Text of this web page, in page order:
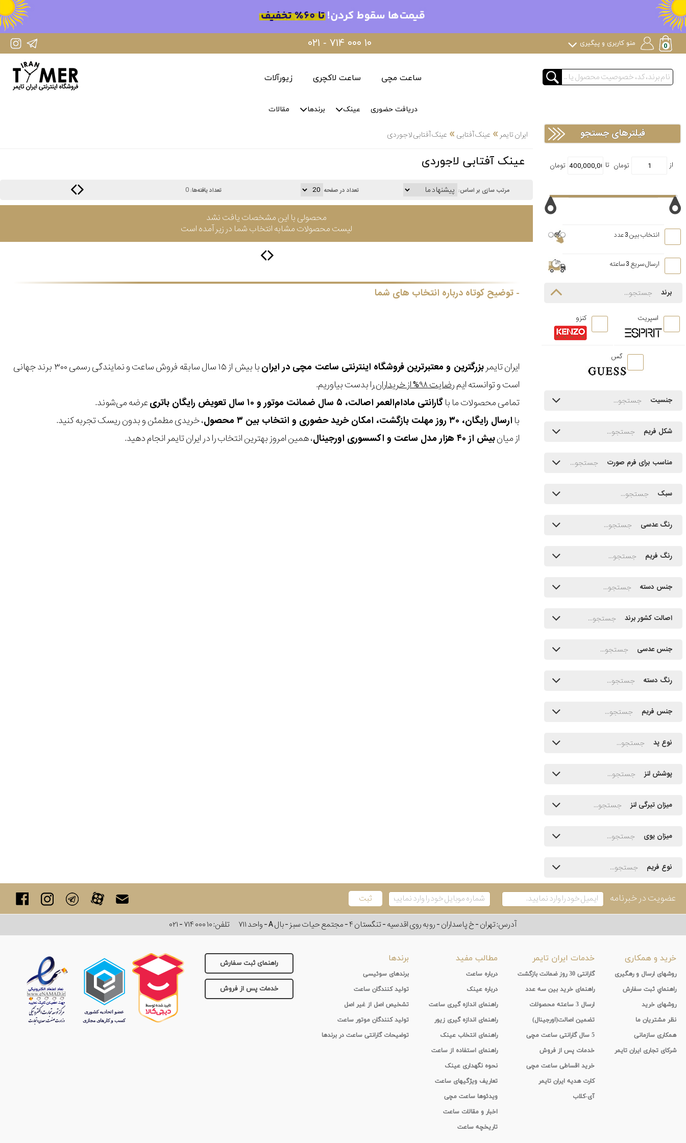
IranTimer Instagram Page ۰۲۱ - ۷۱۴ ۰۰۰ ۱۰ منو کاربری و پیگیری
ساعت مچی ساعت لاکچری زیورآلات
دریافت حضوری عینک برندها مقالات
ایران تایمر » عینک آفتابی» عینک آفتابی لاجوردی
عینک آفتابی لاجوردی
مرتب سازی بر اساس: تعداد در صفحه تعداد یافته‌ها:0
محصولی با این مشخصات یافت نشد
لیست محصولات مشابه انتخاب شما در زیر آمده است
توضیح کوتاه درباره انتخاب های شما
ایران تایمربزرگترین و معتبرترین فروشگاه اینترنتی ساعت مچی در ایران
با بیش از ۱۵ سال سابقه فروش ساعت و نمایندگی رسمی ۳۰۰ برند جهانی
است و توانسته ایمرضایت ۹۸% از خریداران
را بدست بیاوریم.
تمامی محصولات ما باگارانتی مادام‌العمر اصالت، ۵ سال ضمانت موتور و ۱۰ سال تعویض رایگان باتری
عرضه می‌شوند.
باارسال رایگان، ۳۰ روز مهلت بازگشت، امکان خرید حضوری و انتخاب بین ۳ محصول
، خریدی مطمئن و بدون ریسک تجربه کنید.
از میانبیش از ۴۰ هزار مدل ساعت و اکسسوری اورجینال ، همین امروز بهترین انتخاب را در ایران تایمر انجام دهید.
فیلترهای جستجو
انتخاب بین 3 عدد
ارسال سریع 3 ساعته
برند
اسپریت کنزو
گس
جنسیت
شکل فریم
مناسب برای فرم صورت
سبک
رنگ عدسی
رنگ فریم
جنس دسته
اصالت کشور برند
جنس عدسی
رنگ دسته
جنس فریم
نوع پد
پوشش لنز
میزان تیرگی لنز
میزان یوی
نوع فریم
عضویت در خبرنامه
آدرس: تهران - خ پاسداران - رو به روی اقدسیه - تنگستان ۴ - مجتمع حیات سبز - بال A - واحد ۷۱۱ تلفن:۰۲۱ - ۷۱۴ ۰۰۰ ۱۰
راهنمای ثبت سفارش
خدمات پس از فروش
خرید و همکاری
روشهای ارسال و رهگیری
راهنماي ثبت سفارش
روشهای خرید
نظر مشتریان ما
همکاری سازمانی
شرکای تجاری ایران تایمر
خدمات ایران تایمر
گارانتی 30 روز ضمانت بازگشت
راهنمای خرید بین سه عدد
ارسال 3 ساعته محصولات
تضمین اصالت(اورجینال)
5 سال گارانتی ساعت مچی
خدمات پس از فروش
خرید اقساطی ساعت مچی
کارت هدیه ایران تایمر
آی-کلاب
مطالب مفید
درباره ساعت
درباره عینک
راهنمای اندازه گیری ساعت
راهنمای اندازه گیری زیور
راهنمای انتخاب عینک
راهنمای استفاده از ساعت
نحوه نگهداری عینک
تعاریف ویژگیهای ساعت
ویدئوها ساعت مچی
اخبار و مقالات ساعت
تاریخچه ساعت
برندها
برندهای سوئیسی
تولید کنندگان ساعت
تشخیص اصل از غیر اصل
تولید کنندگان موتور ساعت
توضیحات گارانتی ساعت در برندها